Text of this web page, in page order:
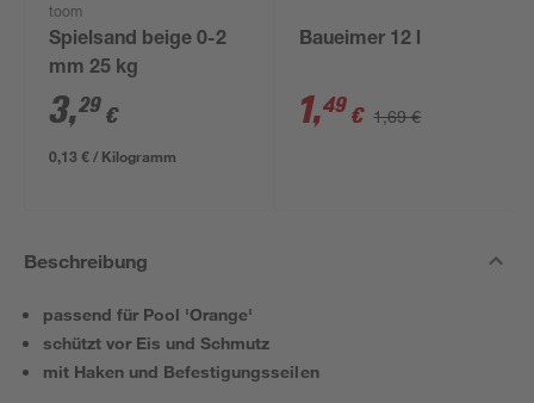
toom
Spielsand beige 0-2
mm 25 kg
3,29 €
0,13 € / Kilogramm
Baueimer 12 l
1,49 € 1,69 €
Beschreibung
passend für Pool 'Orange'
schützt vor Eis und Schmutz
mit Haken und Befestigungsseilen